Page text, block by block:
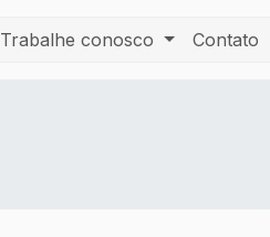
Trabalhe conosco Contato